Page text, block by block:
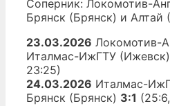
Соперник: Локомотив-
Брянск (Брянск) и Алтай
23.03.2026 Локомотив-
Италмас-ИжГТУ (Ижевск)
23:25)
24.03.2026 Италмас-
Брянск (Брянск) 3:1